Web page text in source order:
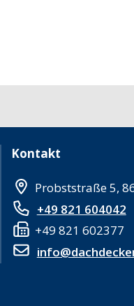
Kontakt
Probststraße 5,
+49 821 604042
+49 821 602377